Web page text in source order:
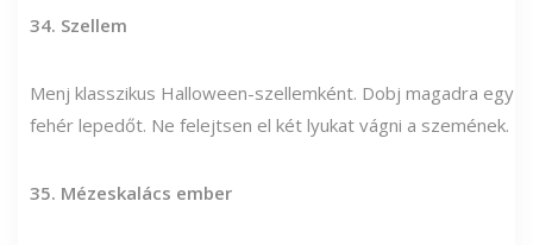
34. Szellem
Menj klasszikus Halloween-szellemként. Dobj magadra egy
fehér lepedőt. Ne felejtsen el két lyukat vágni a szemének.
35. Mézeskalács ember